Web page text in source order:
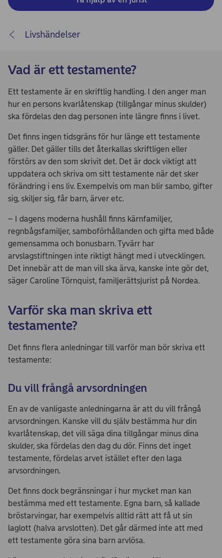
Livshändelser
Vad är ett testamente?
Ett testamente är en skriftlig handling. I den anger man
hur en persons kvarlåtenskap (tillgångar minus skulder)
ska fördelas den dag personen inte längre finns i livet.
Det finns ingen tidsgräns för hur länge ett testamente
gäller. Det gäller tills det återkallas skriftligen eller
förstörs av den som skrivit det. Det är dock viktigt att
uppdatera och skriva om sitt testamente när det sker
förändring i ens liv. Exempelvis om man blir sambo, gifter
sig, skiljer sig, får barn, ärver etc.
– I dagens moderna hushåll finns kärnfamiljer,
regnbågsfamiljer, samboförhållanden och gifta med både
gemensamma och bonusbarn. Tyvärr har
arvslagstiftningen inte riktigt hängt med i utvecklingen.
Det innebär att de man vill ska ärva, kanske inte gör det,
säger Caroline Törnquist, familjerättsjurist på Nordea.
Varför ska man skriva ett
testamente?
Det finns flera anledningar till varför man bör skriva ett
testamente:
Du vill frångå arvsordningen
En av de vanligaste anledningarna är att du vill frångå
arvsordningen. Kanske vill du själv bestämma hur din
kvarlåtenskap, det vill säga dina tillgångar minus dina
skulder, ska fördelas den dag du dör. Finns det inget
testamente, fördelas arvet istället efter den laga
arvsordningen.
Det finns dock begränsningar i hur mycket man kan
bestämma med ett testamente. Egna barn, så kallade
bröstarvingar, har exempelvis alltid rätt att få ut sin
laglott (halva arvslotten). Det går därmed inte att med
ett testamente göra sina barn arvlösa.